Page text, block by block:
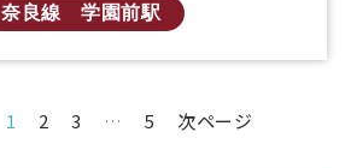
奈良線 学園前駅
1 2 3 … 5 次ページ